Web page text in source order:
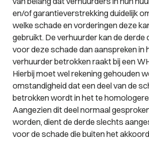
en/of garantieverstrekking duidelijk
welke schade en vorderingen deze
gebruikt. De verhuurder kan de derde
voor deze schade dan aanspreken in
verhuurder betrokken raakt bij een
Hierbij moet wel rekening gehouden
omstandigheid dat een deel van de
betrokken wordt in het te
Aangezien dit deel normaal
worden, dient de derde slechts
voor de schade die buiten het